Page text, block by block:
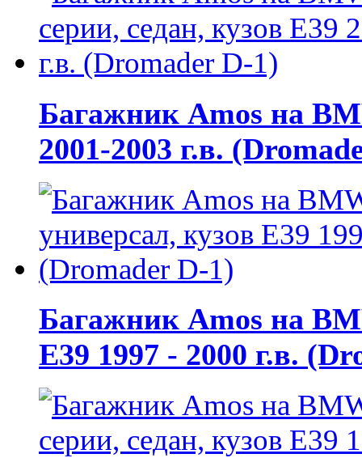
Багажник Amos на
2001-2003 г.в.
Багажник Amos на
E39 1997 - 2000 г.в.